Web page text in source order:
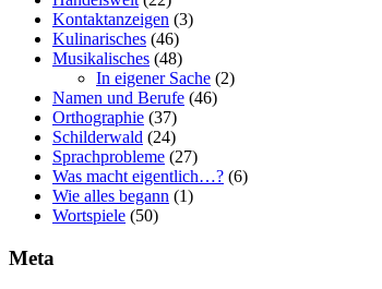
Kontaktanzeigen (3)
Kulinarisches (46)
Musikalisches (48)
In eigener Sache (2)
Namen und Berufe (46)
Orthographie (37)
Schilderwald (24)
Sprachprobleme (27)
Was macht eigentlich…? (6)
Wie alles begann (1)
Wortspiele (50)
Meta